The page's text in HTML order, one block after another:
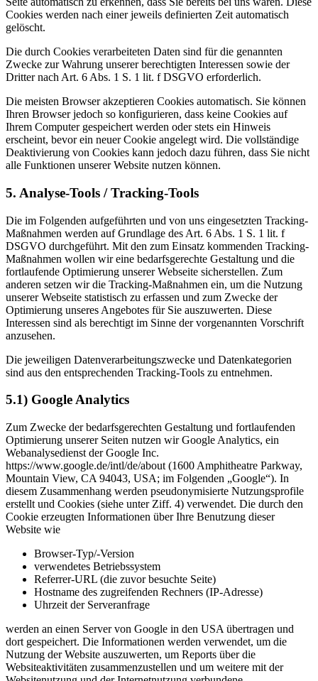
Cookies werden nach einer jeweils definierten Zeit automatisch
gelöscht.
Die durch Cookies verarbeiteten Daten sind für die genannten
Zwecke zur Wahrung unserer berechtigten Interessen sowie der
Dritter nach Art. 6 Abs. 1 S. 1 lit. f DSGVO erforderlich.
Die meisten Browser akzeptieren Cookies automatisch. Sie können
Ihren Browser jedoch so konfigurieren, dass keine Cookies auf
Ihrem Computer gespeichert werden oder stets ein Hinweis
erscheint, bevor ein neuer Cookie angelegt wird. Die vollständige
Deaktivierung von Cookies kann jedoch dazu führen, dass Sie nicht
alle Funktionen unserer Website nutzen können.
5. Analyse-Tools / Tracking-Tools
Die im Folgenden aufgeführten und von uns eingesetzten Tracking-
Maßnahmen werden auf Grundlage des Art. 6 Abs. 1 S. 1 lit. f
DSGVO durchgeführt. Mit den zum Einsatz kommenden Tracking-
Maßnahmen wollen wir eine bedarfsgerechte Gestaltung und die
fortlaufende Optimierung unserer Webseite sicherstellen. Zum
anderen setzen wir die Tracking-Maßnahmen ein, um die Nutzung
unserer Webseite statistisch zu erfassen und zum Zwecke der
Optimierung unseres Angebotes für Sie auszuwerten. Diese
Interessen sind als berechtigt im Sinne der vorgenannten Vorschrift
anzusehen.
Die jeweiligen Datenverarbeitungszwecke und Datenkategorien
sind aus den entsprechenden Tracking-Tools zu entnehmen.
5.1) Google Analytics
Zum Zwecke der bedarfsgerechten Gestaltung und fortlaufenden
Optimierung unserer Seiten nutzen wir Google Analytics, ein
Webanalysedienst der Google Inc.
https://www.google.de/intl/de/about (1600 Amphitheatre Parkway,
Mountain View, CA 94043, USA; im Folgenden „Google“). In
diesem Zusammenhang werden pseudonymisierte Nutzungsprofile
erstellt und Cookies (siehe unter Ziff. 4) verwendet. Die durch den
Cookie erzeugten Informationen über Ihre Benutzung dieser
Website wie
Browser-Typ/-Version
verwendetes Betriebssystem
Referrer-URL (die zuvor besuchte Seite)
Hostname des zugreifenden Rechners (IP-Adresse)
Uhrzeit der Serveranfrage
werden an einen Server von Google in den USA übertragen und
dort gespeichert. Die Informationen werden verwendet, um die
Nutzung der Website auszuwerten, um Reports über die
Websiteaktivitäten zusammenzustellen und um weitere mit der